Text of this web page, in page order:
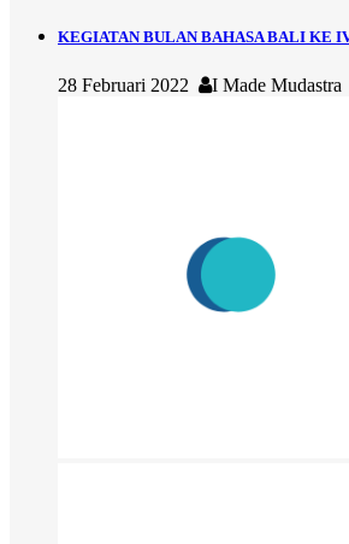
KEGIATAN BULAN BAHASA BALI KE
28 Februari 2022 I Made Mudastra